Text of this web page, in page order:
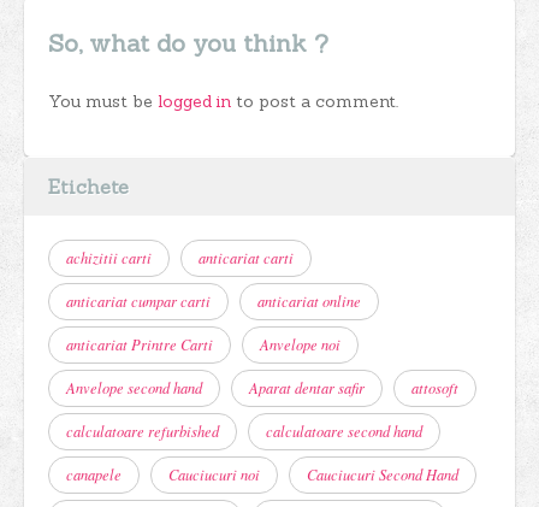
So, what do you think ?
You must be logged in to post a comment.
Etichete
achizitii carti anticariat carti
anticariat cumpar carti anticariat online
anticariat Printre Carti Anvelope noi
Anvelope second hand Aparat dentar safir attosoft
calculatoare refurbished calculatoare second hand
canapele Cauciucuri noi Cauciucuri Second Hand